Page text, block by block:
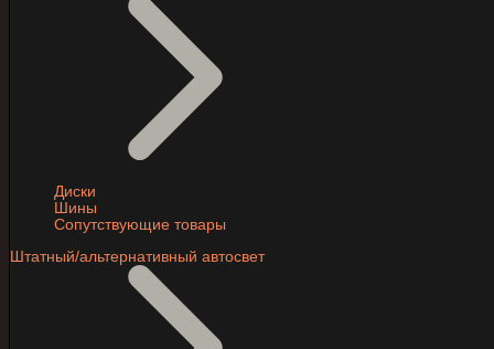
Диски
Шины
Сопутствующие товары
Штатный/альтернативный автосвет